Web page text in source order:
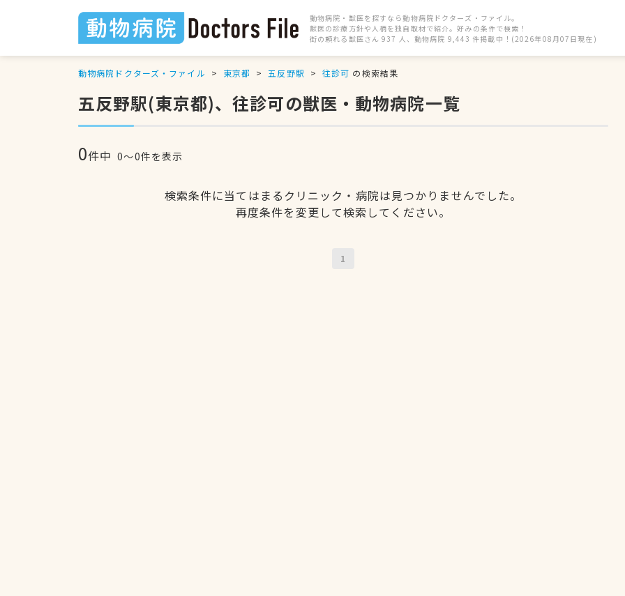
動物病院・獣医を探すなら動物病院ドクターズ・ファイル。
獣医の診療方針や人柄を独自取材で紹介。好みの条件で検索！
街の頼れる獣医さん 937 人、動物病院 9,443 件掲載中！(2026年08月07日現在)
動物病院ドクターズ・ファイル 東京都 五反野駅 往診可 の検索結果
五反野駅(東京都)、往診可の獣医・動物病院一覧
0件中 0〜0件を表示
検索条件に当てはまるクリニック・病院は見つかりませんでした。
再度条件を変更して検索してください。
1